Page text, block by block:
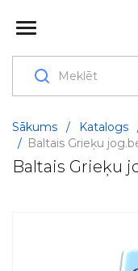
Sākums / Katalogs
/ Baltais Grieķu
Baltais Grieķu